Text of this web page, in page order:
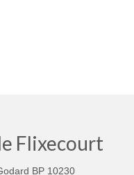
Flixecourt
BP 10230